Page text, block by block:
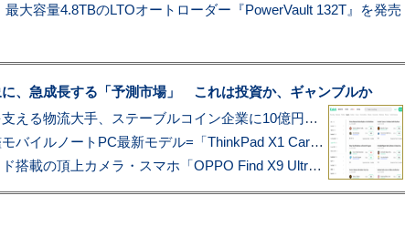
最大容量4.8TBのLTOオートローダー『PowerVault 132T』を発売
、急成長する「予測市場」 これは投資か、ギャンブルか
アマゾン配送を支える物流大手、ステーブルコイン企業に10億円投資のワケ
あこがれの旗艦モバイルノートPC最新モデル=「ThinkPad X1 Carbon Gen 14 Aura Edition」実機レビュー
ハッセルブラッド搭載の頂上カメラ・スマホ「OPPO Find X9 Ultra」実写レビュー=プロが本気で徹底撮影しました!!